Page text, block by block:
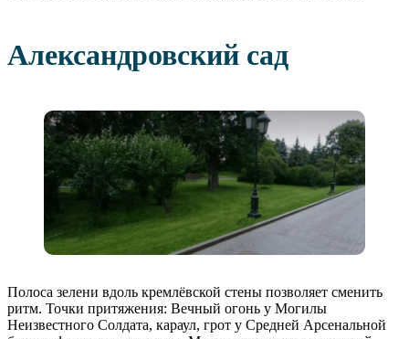
Александровский сад
Полоса зелени вдоль кремлёвской стены позволяет сменить
ритм. Точки притяжения: Вечный огонь у Могилы
Неизвестного Солдата, караул, грот у Средней Арсенальной